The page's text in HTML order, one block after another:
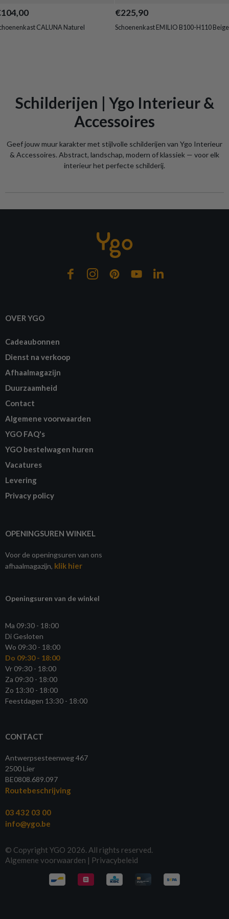
CALUNA Naturel
€225,90
Schoenenkast EMILIO B100-H110 Beige
Schilderijen | Ygo Interieur &
Accessoires
Geef jouw muur karakter met stijlvolle schilderijen van Ygo Interieur
& Accessoires. Abstract, landschap, modern of klassiek — voor elk
interieur het perfecte schilderij.
OVER YGO
Cadeaubonnen
Dienst na verkoop
Afhaalmagazijn
Duurzaamheid
Contact
Algemene voorwaarden
YGO FAQ's
YGO bestelwagen huren
Vacatures
Levering
Privacy policy
OPENINGSUREN WINKEL
Voor de openingsuren van ons
afhaalmagazijn, klik hier
Openingsuren van de winkel
Ma 09:30 - 18:00
Di Gesloten
Wo 09:30 - 18:00
Do 09:30 - 18:00
Vr 09:30 - 18:00
Za 09:30 - 18:00
Zo 13:30 - 18:00
Feestdagen 13:30 - 18:00
CONTACT
Antwerpsesteenweg 467
2500 Lier
BE0808.689.097
Routebeschrijving
03 432 03 00
info@ygo.be
© Copyright YGO 2026. All rights reserved.
Algemene voorwaarden | Privacybeleid